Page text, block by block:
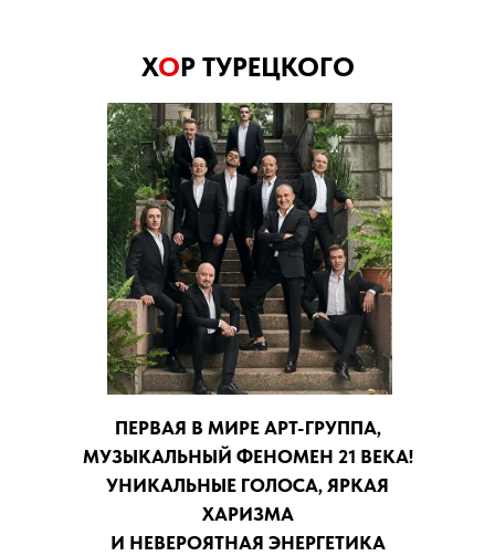
ХОР ТУРЕЦКОГО
ПЕРВАЯ В МИРЕ АРТ-ГРУППА,
МУЗЫКАЛЬНЫЙ ФЕНОМЕН 21 ВЕКА!
УНИКАЛЬНЫЕ ГОЛОСА, ЯРКАЯ
ХАРИЗМА
И НЕВЕРОЯТНАЯ ЭНЕРГЕТИКА